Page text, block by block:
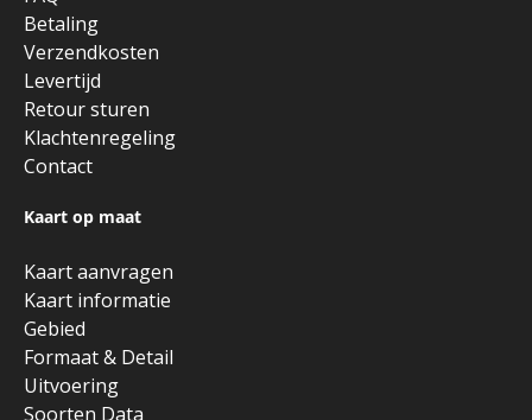
Betaling
Verzendkosten
Levertijd
Retour sturen
Klachtenregeling
Contact
Kaart op maat
Kaart aanvragen
Kaart informatie
Gebied
Formaat & Detail
Uitvoering
Soorten Data